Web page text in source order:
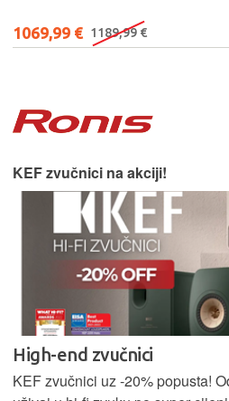
1069,99 € 1189,99 €
KEF zvučnici na akciji!
High-end zvučnici
KEF zvučnici uz -20% popusta!